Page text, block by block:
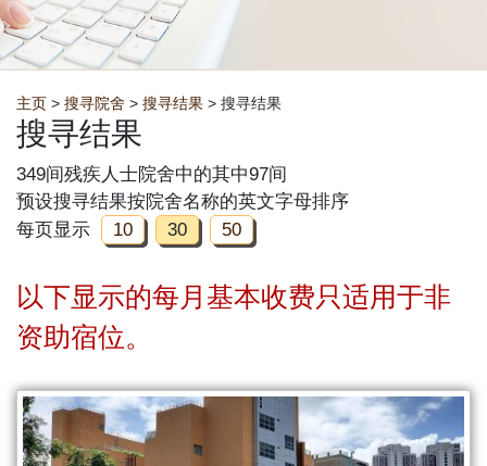
Breadcrumb
主页 > 搜寻院舍 > 搜寻结果 > 搜寻结果
搜寻结果
349间残疾人士院舍中的其中97间
预设搜寻结果按院舍名称的英文字母排序
每页显示
10 30 50
以下显示的每月基本收费只适用于非
资助宿位。